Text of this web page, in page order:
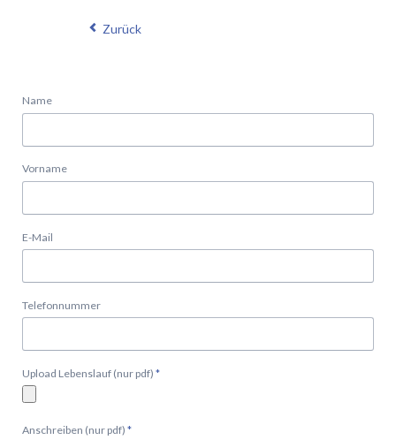
Zurück
Name
Vorname
E-Mail
Telefonnummer
Pflichtfeld
Upload Lebenslauf (nur pdf) *
Pflichtfeld
Anschreiben (nur pdf) *